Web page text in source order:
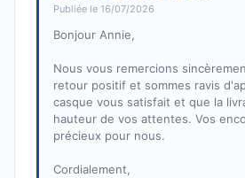
Publiée le 16/07/2026
Bonjour Annie,
Nous vous remercions
retour positif et sommes ravis
casque vous satisfait et que la
hauteur de vos attentes. Vos
précieux pour nous.
Cordialement,